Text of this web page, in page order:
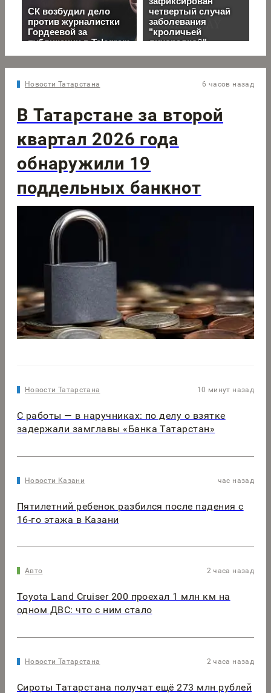
Новости Татарстана 6 часов назад
В Татарстане за второй
квартал 2026 года
обнаружили 19
поддельных банкнот
Новости Татарстана 10 минут назад
С работы — в наручниках: по делу о взятке
задержали замглавы «Банка Татарстан»
Новости Казани час назад
Пятилетний ребенок разбился после падения с
16-го этажа в Казани
Авто 2 часа назад
Toyota Land Cruiser 200 проехал 1 млн км на
одном ДВС: что с ним стало
Новости Татарстана 2 часа назад
Сироты Татарстана получат ещё 273 млн рублей